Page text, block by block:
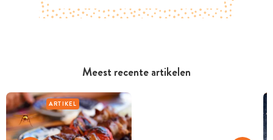
Meest recente artikelen
ARTIKEL